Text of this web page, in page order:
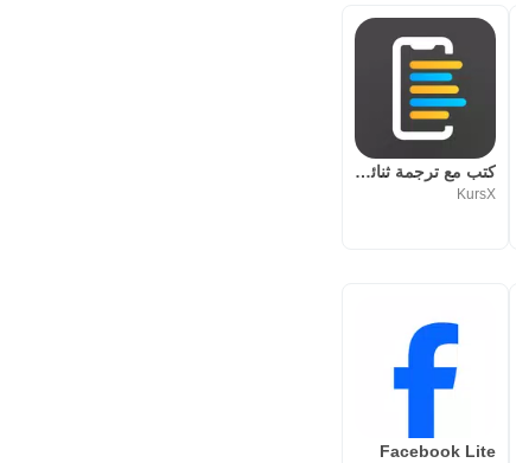
كتب مع ترجمة ثنائية اللغة
KursX
Facebook Lite